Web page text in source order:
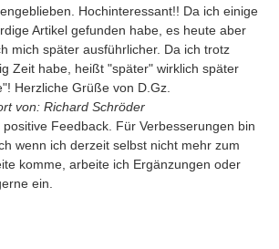
Hochinteressant!! Da ich einige
Artikel gefunden habe, es heute aber
mich später ausführlicher. Da ich trotz
Zeit habe, heißt "später" wirklich später
Herzliche Grüße von D.Gz.
von: Richard Schröder
Feedback. Für Verbesserungen bin
wenn ich derzeit selbst nicht mehr zum
komme, arbeite ich Ergänzungen oder
ein.